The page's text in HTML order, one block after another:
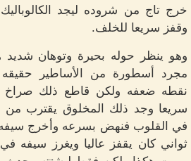
خرج تاج من شروده ليجد
وقفز سريعا للخلف.
وهو ينظر حوله بحيرة وتوهان شديد
مجرد أسطورة من الأساطير حقيقه
نقطه ضعفه ولكن قاطع ذلك صراخ
سريعا وجد ذلك المخلوق يقترب من
في القلوب فنهض بسرعه وأخرج سيفه
ثواني كان يقفز عاليا ويغرز سيفه